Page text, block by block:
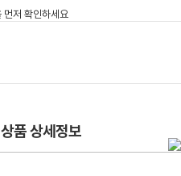
상품 상세정보